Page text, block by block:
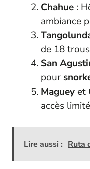
Chahue :
ambiance
de 18 trous
San
pour
Maguey et
accès limité
Lire aussi : Ruta